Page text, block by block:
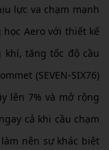
lực va chạm mạnh
Aero với thiết kế
khí, tăng tốc độ cầu
(SEVEN-SIX76)
lên 7% và mở rộng
cả khi cầu chạm
nên sự khác biệt